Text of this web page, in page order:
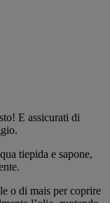
E assicurati di
tiepida e sapone,
o di mais per coprire